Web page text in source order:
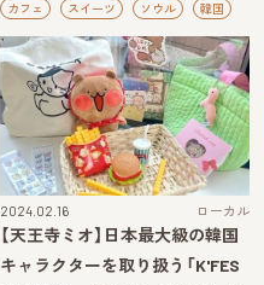
カフェ スイーツ ソウル 韓国
2024.02.16 ローカル
【天王寺ミオ】日本最大級の韓国
キャラクターを取り扱う「K'FES